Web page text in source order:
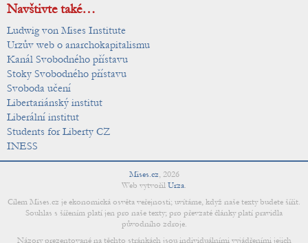
Navštivte také…
Ludwig von Mises Institute
Urzův web o anarchokapitalismu
Kanál Svobodného přístavu
Stoky Svobodného přístavu
Svoboda učení
Libertariánský institut
Liberální institut
Students for Liberty CZ
INESS
Mises.cz, 2026
Web vytvořil Urza.
Cílem Mises.cz je ekonomická osvěta veřejnosti; uvítáme, když naše texty budete šířit.
Souhlas s šířením platí jen pro naše texty; pro převzaté články platí pravidla
původního zdroje.
Názory prezentované na těchto stránkách jsou individuálními vyjádřeními jejich